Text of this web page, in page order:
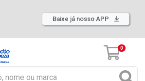
Baixe já nosso APP
0